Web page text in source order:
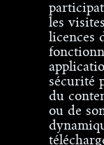
les
licences
sécurité
du
ou de